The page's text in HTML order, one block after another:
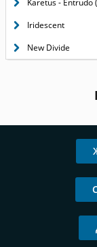
Karetus - Entrudo
Iridescent
New Divide